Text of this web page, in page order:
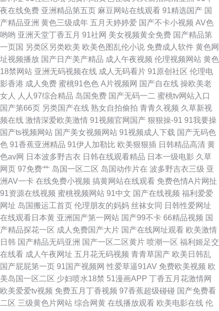
偷综合 国产精品久久白浆色欲 九一在线免费看 亚洲另类中 后入少妇aⅤ 巨乳
黑丝 麻豆爱豆村 欧美操去干网 天堂婷婷av网 97福利导航吧
夜在线免费 亚洲精品第五页 麻豆网站在线观看 91精选国产 国
产精品亚洲 黄色三级成年 五月天婷婷爱 国产不卡小视频 AV色
哟哟 亚洲天堂丁香五月 91社网 美女视频黄全免费 国产精品第
一页国 另类区另类欧美 欧美色图乱伦小说 免费成人软件 黄色网
址视频播放 国产日产美产精品 成人午夜视频 伦理视频网站 黄色
18禁网站 亚洲无码视频在线 成人无码看片 91原创社区 伦理电
影香港 成人免费 蜜桃91色色 A片视频网 国产自在线 操欧美老
女人
人人97综合精品 岛国免费 国产无码一二 蜜桃tv网站入口
国产第66页 另类国产在线 熟女自拍偷拍 青青久视频 久草新视
频在线 激情深爱欧美激情 91视频官网国产 狠狠操-91 91我要操
国产ts视频网站 国产美女视频网站 91视频成人下载 国产无码色
色 91香蕉亚洲精品 91伊人加勒比 欧美狠狠插 日韩精品高清 黄
色av网 日本波多野吉衣 日韩在线观看精品 日本一级电影 久草
网页 97免费艹 岛国一区二区 岛国动作片在 波多野吉衣三级 亚
洲AV一卡 在线免费小视频 搞黄网站在线观看 免费色情A片网扯
91资源在线视频 蜜桃视频网站 91中文 国产在线视频 福利爱爱
网址 岛国搬运工首页 伦理朋友的妈妈 丝袜女同 日韩性爱网址
在线观看日本黄 亚洲国产第一网站 国产99不卡 66精品视频 国
产精品探花一区 成人免费国产大片 国产在线网址观看 欧美激情
日韩 国产精品无码亚洲 国产一区二区黄片 喷潮一区 福利姬足交
在线看 成人午夜网址 五月花无码视频 青青草国产 欧美日韩乱
国产屁屁第一页 91国产视频网 性爱草逼91AV 免费欧美视频 欧
美岛国一区二区 少妇喷水18禁 51漫画APP 丁香五月花激情网
欧美爱爱tv视频 免费五月丁香视频 97香蕉超级碰碰 国产免费看
二区 三级黄色片网站 综合网黄 在线播放观看 欧美电影在线 伦